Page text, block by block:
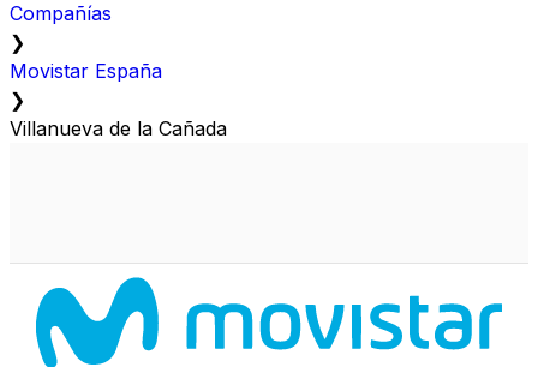
Compañías
❯
Movistar España
❯
Villanueva de la Cañada